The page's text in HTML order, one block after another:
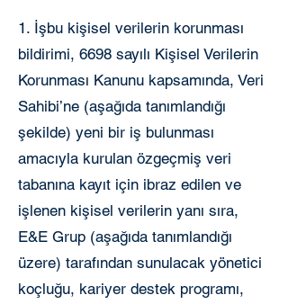
1. İşbu kişisel verilerin korunması
bildirimi, 6698 sayılı Kişisel Verilerin
Korunması Kanunu kapsamında, Veri
Sahibi’ne (aşağıda tanımlandığı
şekilde) yeni bir iş bulunması
amacıyla kurulan özgeçmiş veri
tabanına kayıt için ibraz edilen ve
işlenen kişisel verilerin yanı sıra,
E&E Grup (aşağıda tanımlandığı
üzere) tarafından sunulacak yönetici
koçluğu, kariyer destek programı,